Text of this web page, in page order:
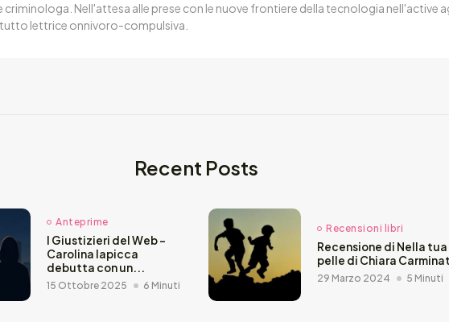
criminologa. Nell'attesa alle prese con le nuove frontiere della tecnologia nell'active
lettrice onnivoro-compulsiva.
Recent Posts
Anteprime
I Giustizieri del Web –
Carolina Iapicca
debutta con un...
15 Ottobre 2025 6 Minuti
Recensioni libri
Recensione di Nella tua
pelle di Chiara
29 Marzo 2024 5 Minuti